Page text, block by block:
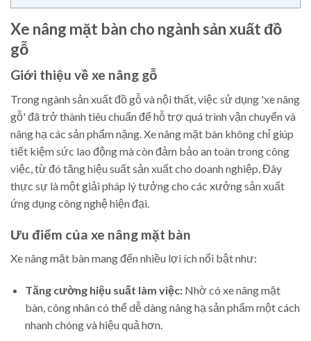
Xe nâng mặt bàn cho ngành sản xuất đồ
gỗ
Giới thiệu về xe nâng gỗ
Trong ngành sản xuất đồ gỗ và nội thất, việc sử dụng 'xe nâng
gỗ' đã trở thành tiêu chuẩn để hỗ trợ quá trình vận chuyển và
nâng hạ các sản phẩm nặng. Xe nâng mặt bàn không chỉ giúp
tiết kiệm sức lao động mà còn đảm bảo an toàn trong công
việc, từ đó tăng hiệu suất sản xuất cho doanh nghiệp. Đây
thực sự là một giải pháp lý tưởng cho các xưởng sản xuất
ứng dụng công nghệ hiện đại.
Ưu điểm của xe nâng mặt bàn
Xe nâng mặt bàn mang đến nhiều lợi ích nổi bật như:
Tăng cường hiệu suất làm việc:Nhờ có xe nâng mặt
bàn, công nhân có thể dễ dàng nâng hạ sản phẩm một cách
nhanh chóng và hiệu quả hơn.